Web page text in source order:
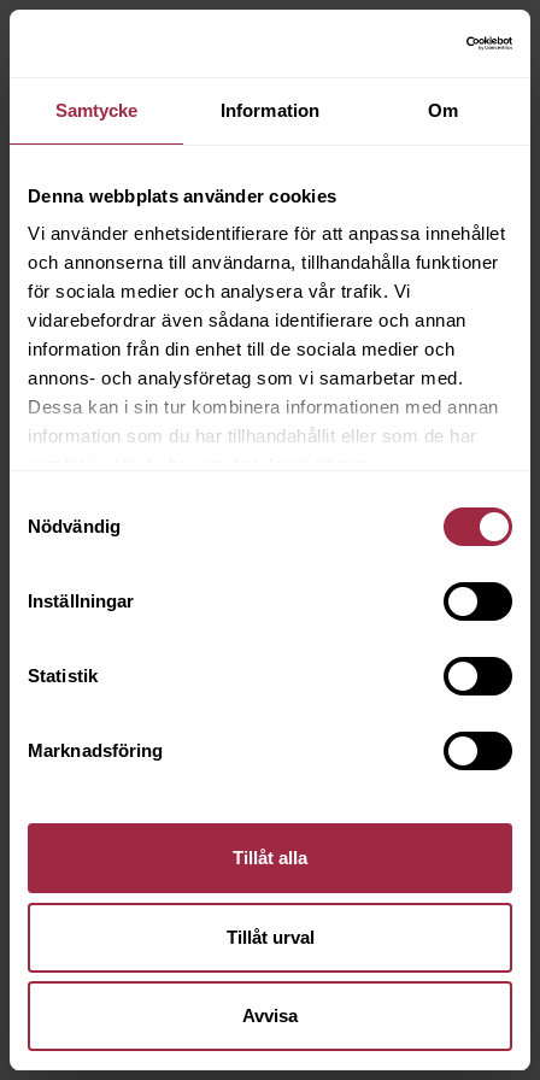
Samtycke Information Om
Denna webbplats använder cookies
Vi använder enhetsidentifierare för att anpassa innehållet
och annonserna till användarna, tillhandahålla funktioner
för sociala medier och analysera vår trafik. Vi
vidarebefordrar även sådana identifierare och annan
information från din enhet till de sociala medier och
annons- och analysföretag som vi samarbetar med.
Dessa kan i sin tur kombinera informationen med annan
information som du har tillhandahållit eller som de har
Nödvändig
Inställningar
Statistik
Marknadsföring
Tillåt alla
Tillåt urval
Avvisa